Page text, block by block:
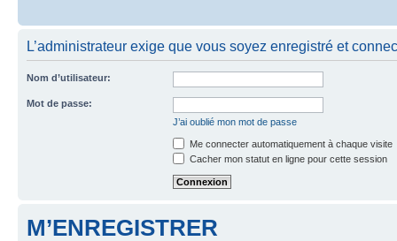
L’administrateur exige que vous soyez enregistré et
Nom d’utilisateur:
Mot de passe:
J’ai oublié mon mot de passe
Me connecter automatiquement à chaque visite
Cacher mon statut en ligne pour cette session
M’ENREGISTRER